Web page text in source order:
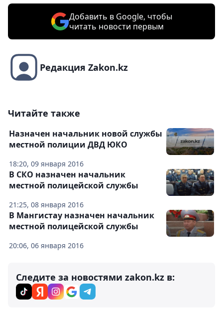
Добавить в Google, чтобы
читать новости первым
Редакция Zakon.kz
Читайте также
18:20, 09 января 2016
Назначен начальник новой службы
местной полиции ДВД ЮКО
21:25, 08 января 2016
В СКО назначен начальник
местной полицейской службы
20:06, 06 января 2016
В Мангистау назначен начальник
местной полицейской службы
Следите за новостями zakon.kz в: